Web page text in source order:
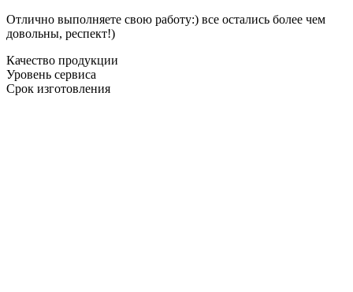
Отлично выполняете свою работу:) все остались более чем
довольны, респект!)
Качество продукции
Уровень сервиса
Срок изготовления